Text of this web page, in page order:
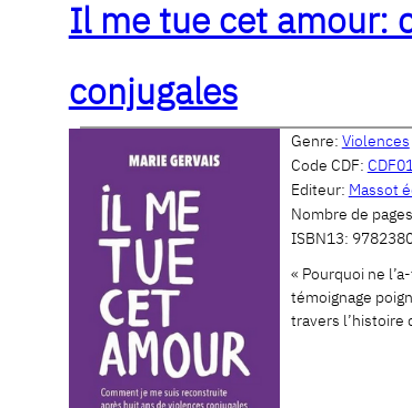
Il me tue cet amour:
conjugales
Genre: Violences
Code CDF:
Editeur: Massot
Nombre de
ISBN13:
« Pourquoi ne
témoignage
travers l’histoire